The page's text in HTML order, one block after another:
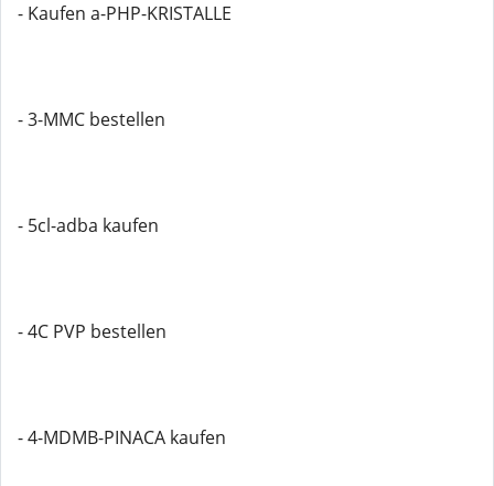
- Kaufen a-PHP-KRISTALLE
- 3-MMC bestellen
- 5cl-adba kaufen
- 4C PVP bestellen
- 4-MDMB-PINACA kaufen